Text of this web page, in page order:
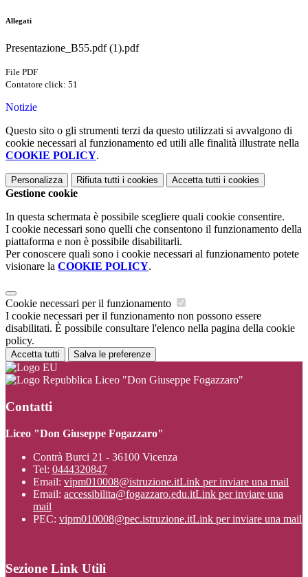
Allegati
Presentazione_B55.pdf (1).pdf
File PDF
Contatore click: 51
Notizie
Questo sito o gli strumenti terzi da questo utilizzati si avvalgono di
cookie necessari al funzionamento ed utili alle finalità illustrate nella
COOKIE POLICY.
Personalizza Rifiuta tutti i cookies Accetta tutti i cookies
Gestione cookie
In questa schermata è possibile scegliere quali cookie consentire.
I cookie necessari sono quelli che consentono il funzionamento della
piattaforma e non è possibile disabilitarli.
Per conoscere quali sono i cookie necessari al funzionamento potete
visionare la COOKIE POLICY.
Cookie necessari per il funzionamento
I cookie necessari per il funzionamento non possono essere
disabilitati. È possibile consultare l'elenco nella pagina della cookie
policy.
Accetta tutti Salva le preferenze
Liceo "Don Giuseppe Fogazzaro"
Contatti
Liceo "Don Giuseppe Fogazzaro"
Contrà Burci 21 - 36100 Vicenza
Tel: 0444320847
Email: vipm010008@istruzione.itLink per inviare una mail
Email: accessibilita@fogazzaro.edu.itLink per inviare una
mail
PEC: vipm010008@pec.istruzione.itLink per inviare una mail
Sezione Link Utili